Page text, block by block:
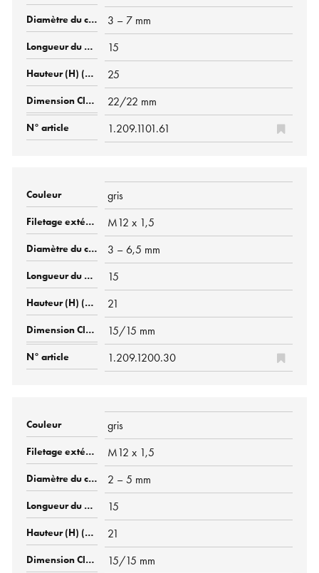
3 – 7 mm
15
25
22/22 mm
1.209.1101.61
gris
M12 x 1,5
3 – 6,5 mm
15
21
15/15 mm
1.209.1200.30
gris
M12 x 1,5
2 – 5 mm
15
21
15/15 mm